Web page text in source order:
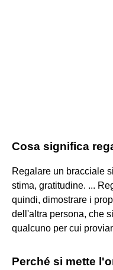
Cosa significa
Regalare un bracciale
stima, gratitudine. ...
quindi, dimostrare i
dell'altra persona, che
qualcuno per cui
Perché si mette